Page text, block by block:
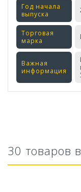
Год начала
выпуска
Торговая
марка
Важная
информация
30 товаров